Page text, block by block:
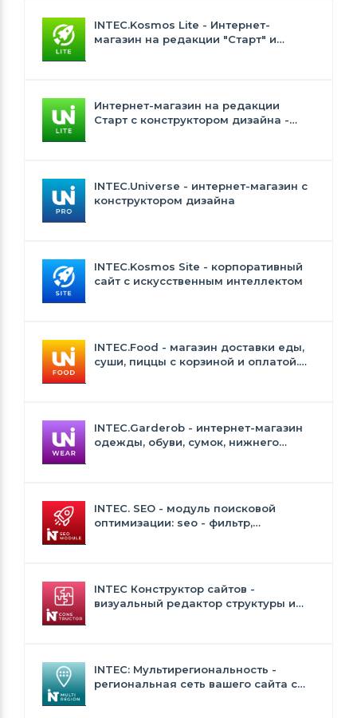
INTEC.Kosmos Lite - Интернет-
магазин на редакции "Старт" и
Интернет-магазин на редакции
Старт с конструктором дизайна -
INTEC.Universe - интернет-магазин с
конструктором дизайна
INTEC.Kosmos Site - корпоративный
сайт с искусственным интеллектом
INTEC.Food - магазин доставки еды,
суши, пиццы с корзиной и оплатой.
INTEC.Garderob - интернет-магазин
одежды, обуви, сумок, нижнего
INTEC. SEO - модуль поисковой
оптимизации: seo - фильтр,
INTEC Конструктор сайтов -
визуальный редактор структуры и
INTEC: Мультирегиональность -
региональная сеть вашего сайта с